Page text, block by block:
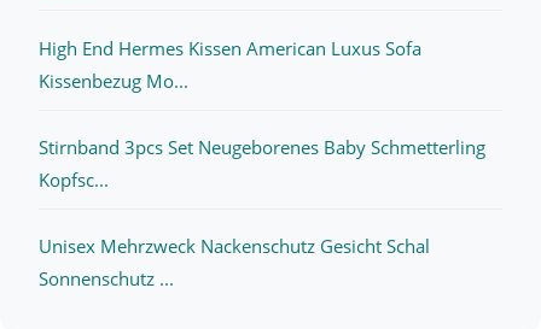
High End Hermes Kissen American Luxus Sofa
Kissenbezug Mo...
Stirnband 3pcs Set Neugeborenes Baby Schmetterling
Kopfsc...
Unisex Mehrzweck Nackenschutz Gesicht Schal
Sonnenschutz ...